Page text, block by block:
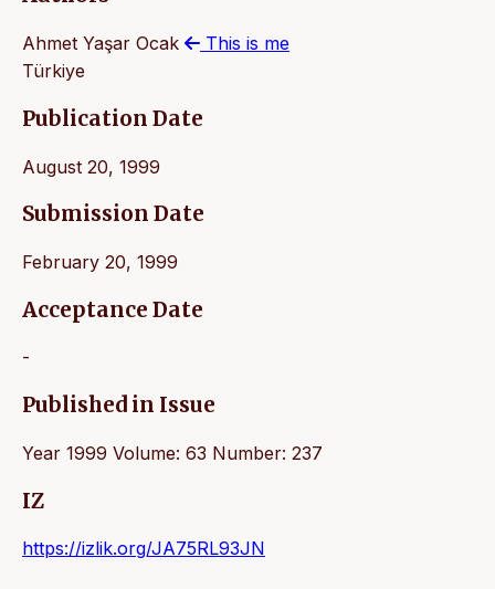
Ahmet Yaşar Ocak
This is me
Türkiye
Publication Date
August 20, 1999
Submission Date
February 20, 1999
Acceptance Date
-
Published in Issue
Year 1999 Volume: 63 Number: 237
IZ
https://izlik.org/JA75RL93JN